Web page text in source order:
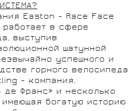
Easton - Race Face
в сфере
выступив
шатунной
успешного и
горного велосипеда
- компания,
де Франс» и несколько
богатую историю